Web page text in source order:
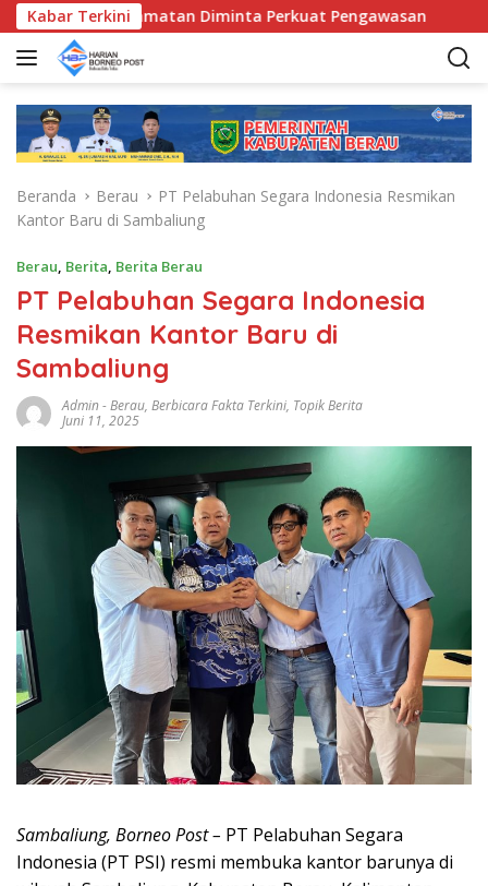
a
Kabar Terkini
Kecamatan Diminta Perkuat Pengawasan Pemkab
Beranda Berau
PT Pelabuhan Segara Indonesia Resmikan
Kantor Baru di Sambaliung
Berau, Berita, Berita Berau
PT Pelabuhan Segara Indonesia
Resmikan Kantor Baru di
Sambaliung
Admin-Berau, Berbicara Fakta Terkini, Topik Berita
Juni 11, 2025
Sambaliung, Borneo Post – PT Pelabuhan Segara
Indonesia (PT PSI) resmi membuka kantor barunya di